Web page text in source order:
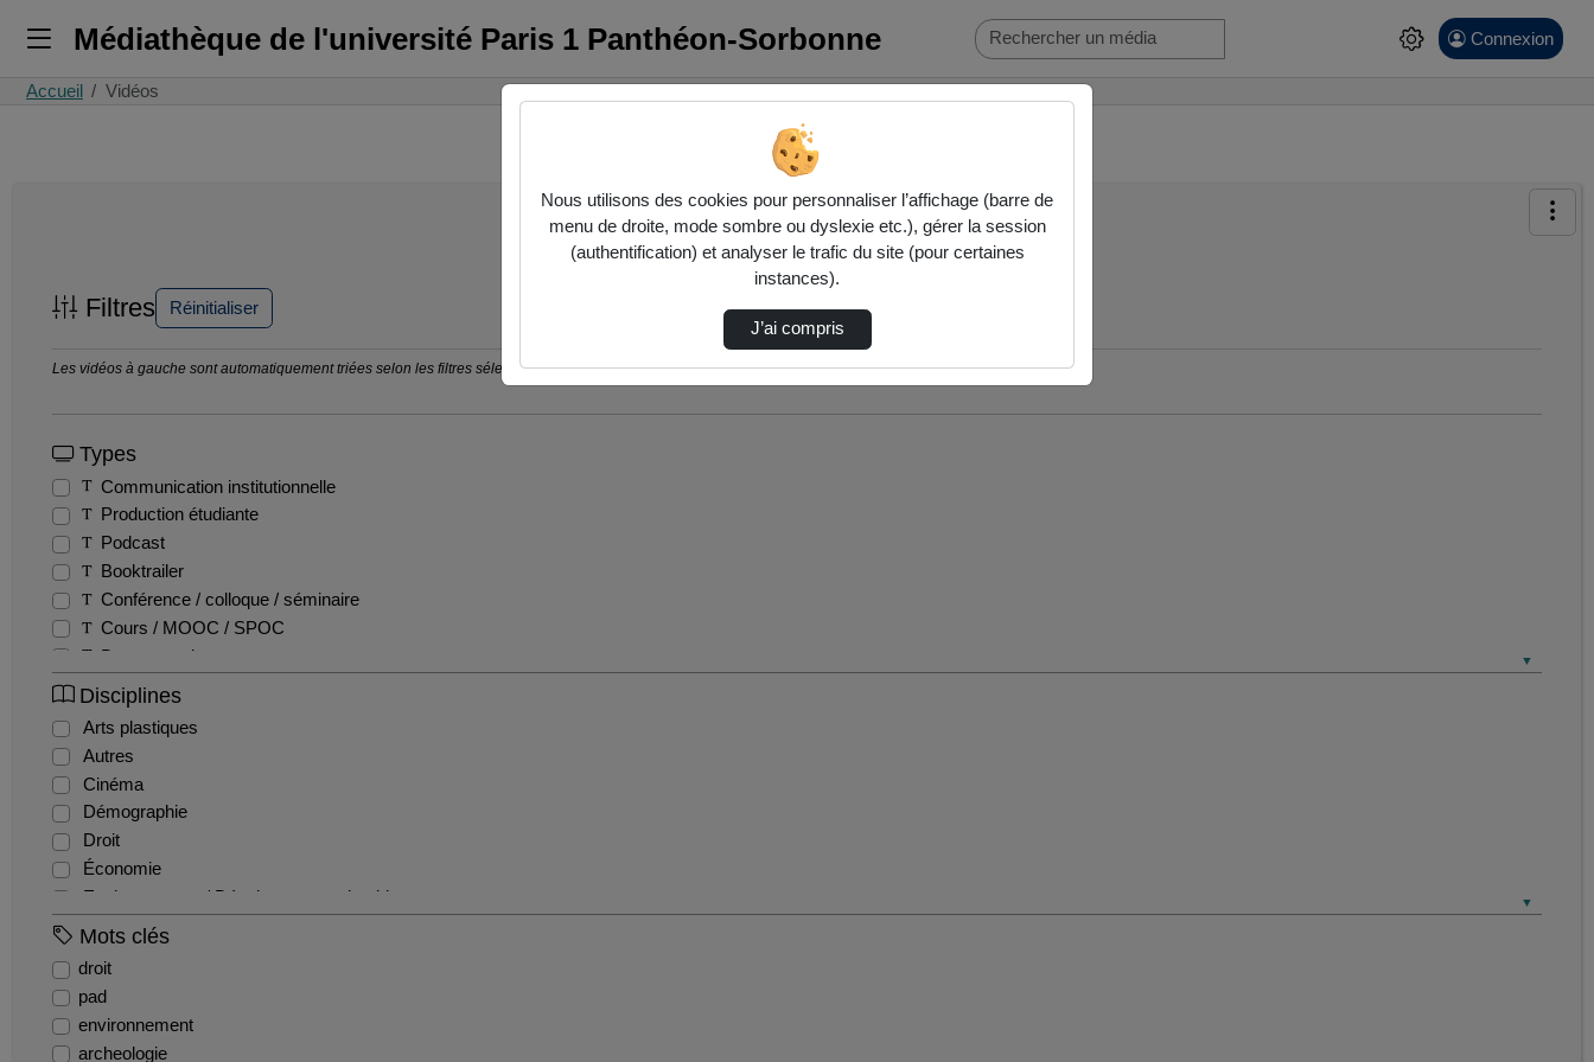
Médiathèque de l'université Paris 1 Panthéon-Sorbonne Connexion
Accueil Vidéos
Filtres Réinitialiser
Les vidéos à gauche sont automatiquement triées selon les filtres sélectionnés ci-dessous. Consultez les options pour ajuster les résultats.
Types
Communication institutionnelle
Production étudiante
Podcast
Booktrailer
Conférence / colloque / séminaire
Cours / MOOC / SPOC
Documentaire
Fiction
Entretien / Témoignage / Retour d'expérience
Autres
Reportage
Disciplines
Arts plastiques
Autres
Cinéma
Démographie
Droit
Économie
Environnement / Développement durable
EPS
Histoire
Mots clés
droit
pad
environnement
archeologie
Nous utilisons des cookies pour personnaliser l’affichage (barre de
menu de droite, mode sombre ou dyslexie etc.), gérer la session
(authentification) et analyser le trafic du site (pour certaines
instances).
J’ai compris